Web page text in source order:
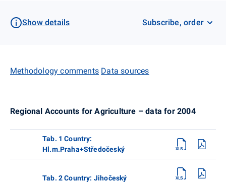
Show details Subscribe, order
Methodology comments Data sources
Regional Accounts for Agriculture – data for 2004
Tab. 1 Country:
Hl.m.Praha+Středočeský
Tab. 2 Country: Jihočeský